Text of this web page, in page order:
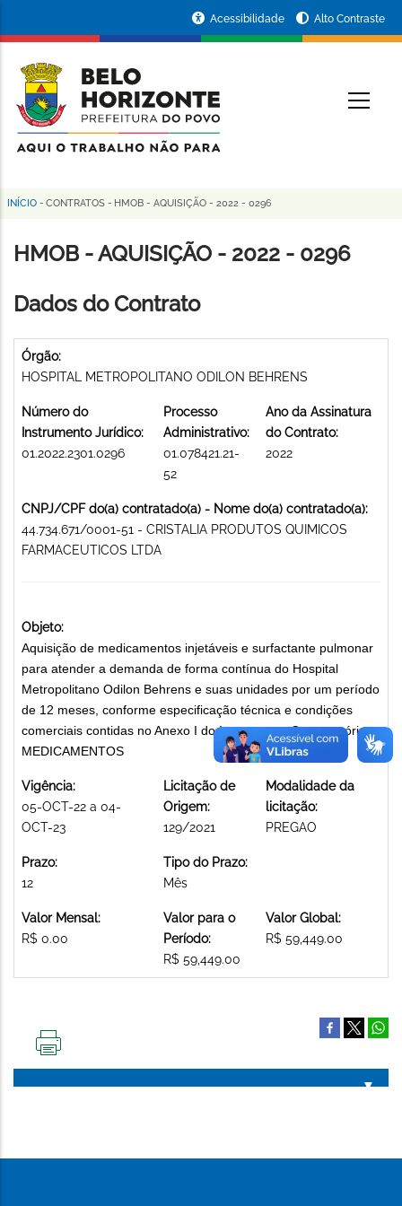
conteúdo
principal
da
Prefeitura
de
Horizonte
Acessibilidade Alto Contraste
Trilha
de
INÍCIO - CONTRATOS - HMOB - AQUISIÇÃO - 2022 - 0296
HMOB - AQUISIÇÃO - 2022 - 0296
Dados do Contrato
Órgão:
HOSPITAL METROPOLITANO ODILON BEHRENS
Número do
Instrumento Jurídico:
01.2022.2301.0296
Processo
Administrativo:
01.078421.21-
52
Ano da Assinatura
do Contrato:
2022
CNPJ/CPF do(a) contratado(a) - Nome do(a) contratado(a):
44.734.671/0001-51 - CRISTALIA PRODUTOS QUIMICOS
FARMACEUTICOS LTDA
Objeto:
Aquisição de medicamentos injetáveis e surfactante pulmonar
para atender a demanda de forma contínua do Hospital
Metropolitano Odilon Behrens e suas unidades por um período
de 12 meses, conforme especificação técnica e condições
comerciais contidas no Anexo I do Instrumento Convocatório.
MEDICAMENTOS
Vigência:
05-OCT-22 a 04-
OCT-23
Licitação de
Origem:
129/2021
Modalidade da
licitação:
PREGAO
Prazo:
12
Tipo do Prazo:
Mês
Valor Mensal:
R$ 0.00
Valor para o
Período:
R$ 59,449.00
Valor Global:
R$ 59,449.00
PÁGINA